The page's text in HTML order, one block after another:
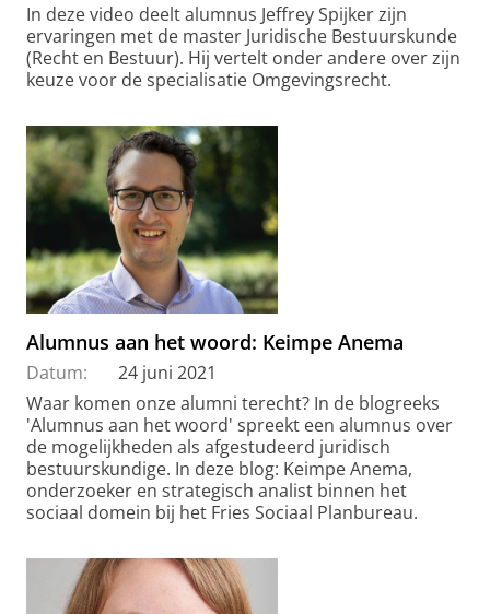
In deze video deelt alumnus Jeffrey Spijker zijn
ervaringen met de master Juridische Bestuurskunde
(Recht en Bestuur). Hij vertelt onder andere over zijn
keuze voor de specialisatie Omgevingsrecht.
Alumnus aan het woord: Keimpe Anema
Datum:
24 juni 2021
Waar komen onze alumni terecht? In de blogreeks
'Alumnus aan het woord' spreekt een alumnus over
de mogelijkheden als afgestudeerd juridisch
bestuurskundige. In deze blog: Keimpe Anema,
onderzoeker en strategisch analist binnen het
sociaal domein bij het Fries Sociaal Planbureau.